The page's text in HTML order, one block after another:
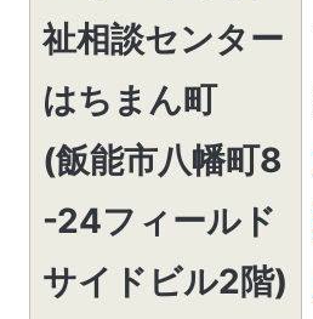
祉相談センター
はちまん町
(飯能市八幡町8
-24フィールド
サイドビル2階)